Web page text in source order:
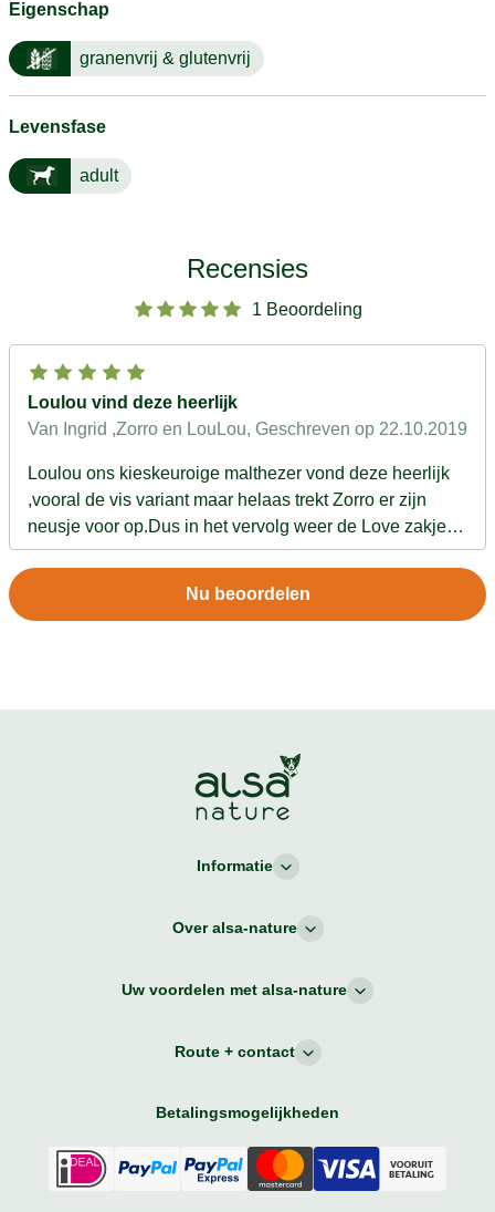
Eigenschap
granenvrij & glutenvrij
Levensfase
adult
Recensies
1 Beoordeling
Loulou vind deze heerlijk
Van Ingrid ,Zorro en LouLou, Geschreven op 22.10.2019
Loulou ons kieskeuroige malthezer vond deze heerlijk
,vooral de vis variant maar helaas trekt Zorro er zijn
neusje voor op.Dus in het vervolg weer de Love zakjes
bestellen en zo nu en dan een afwisseling voor Loulou
Nu beoordelen
Informatie
Over alsa-nature
Uw voordelen met alsa-nature
Route + contact
Betalingsmogelijkheden